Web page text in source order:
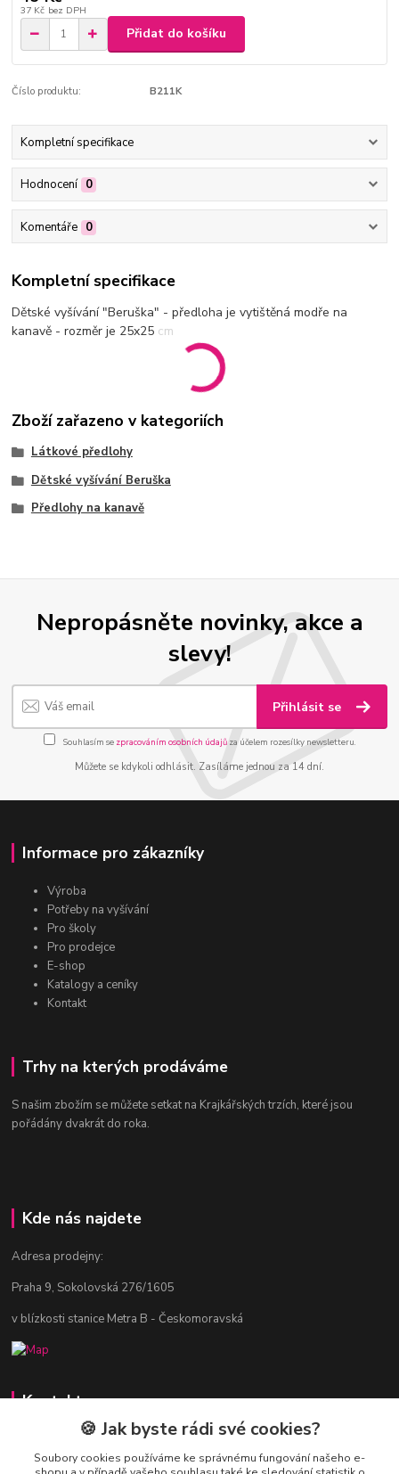
37 Kč bez DPH
Přidat do košíku
Číslo produktu: B211K
Kompletní specifikace
Hodnocení 0
Komentáře 0
Kompletní specifikace
Dětské vyšívání "Beruška" - předloha je vytištěná modře na
kanavě - rozměr je 25x25 cm
Zboží zařazeno v kategoriích
Látkové předlohy
Dětské vyšívání Beruška
Předlohy na kanavě
Nepropásněte novinky, akce a
slevy!
Přihlásit se
Souhlasím se zpracováním osobních údajůza účelem rozesílky newsletteru.
Můžete se kdykoli odhlásit. Zasíláme jednou za 14 dní.
Informace pro zákazníky
Výroba
Potřeby na vyšívání
Pro školy
Pro prodejce
E-shop
Katalogy a ceníky
Kontakt
Trhy na kterých prodáváme
S našim zbožím se můžete setkat na Krajkářských trzích, které jsou
pořádány dvakrát do roka.
Kde nás najdete
Adresa prodejny:
Praha 9, Sokolovská 276/1605
v blízkosti stanice Metra B - Českomoravská
Kontakty
Jitka Vlasáková
281 916 793
🍪 Jak byste rádi své cookies?
Soubory cookies používáme ke správnému fungování našeho e-